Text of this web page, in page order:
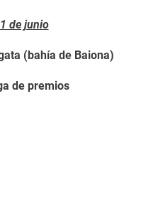
de junio
(bahía de Baiona)
de premios